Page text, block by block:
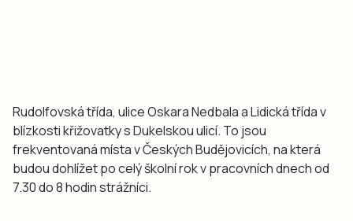
Rudolfovská třída, ulice Oskara Nedbala a Lidická třída v
blízkosti křižovatky s Dukelskou ulicí. To jsou
frekventovaná místa v Českých Budějovicích, na která
budou dohlížet po celý školní rok v pracovních dnech od
7.30 do 8 hodin strážníci.